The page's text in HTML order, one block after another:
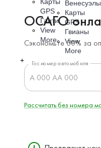
GPS
Гаити
View
More
Венесуэлы
Карты
GPS
Гвианы
View
More
+